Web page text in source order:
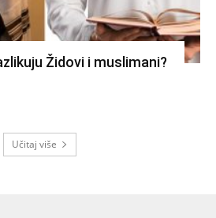
Židovi i muslimani?
Učitaj više